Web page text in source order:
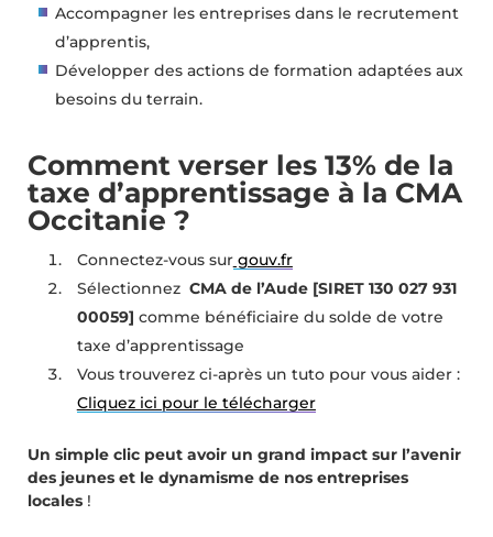
Accompagner les entreprises dans le recrutement
d’apprentis,
Développer des actions de formation adaptées aux
besoins du terrain.
Comment verser les 13% de la
taxe d’apprentissage à la CMA
Occitanie ?
Connectez-vous surgouv.fr
Sélectionnez CMA de l’Aude [SIRET 130 027 931
00059] comme bénéficiaire du solde de votre
taxe d’apprentissage
Vous trouverez ci-après un tuto pour vous aider :
Cliquez ici pour le télécharger
Un simple clic peut avoir un grand impact sur l’avenir
des jeunes et le dynamisme de nos entreprises
locales !